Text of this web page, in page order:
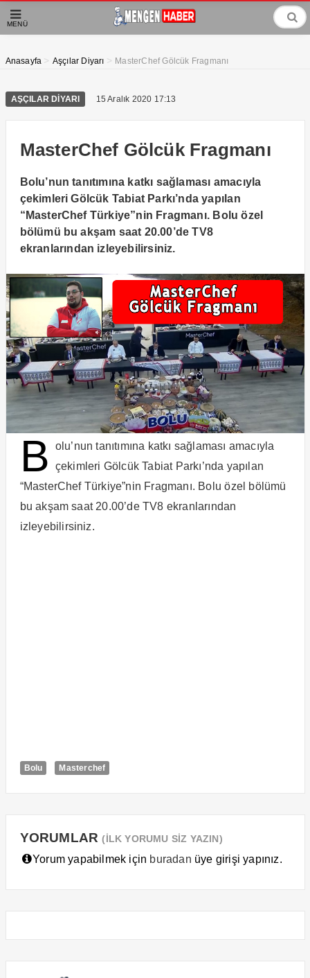
MENÜ
Anasayfa > Aşçılar Diyarı > MasterChef Gölcük Fragmanı
AŞÇILAR DIYARI 15 Aralık 2020 17:13
MasterChef Gölcük Fragmanı
Bolu’nun tanıtımına katkı sağlaması amacıyla
çekimleri Gölcük Tabiat Parkı’nda yapılan
“MasterChef Türkiye”nin Fragmanı. Bolu özel
bölümü bu akşam saat 20.00’de TV8
ekranlarından izleyebilirsiniz.
B
olu’nun tanıtımına katkı sağlaması amacıyla
çekimleri Gölcük Tabiat Parkı’nda yapılan
“MasterChef Türkiye”nin Fragmanı. Bolu özel bölümü
bu akşam saat 20.00’de TV8 ekranlarından
izleyebilirsiniz.
Bolu Masterchef
YORUMLAR(İLK YORUMU SİZ YAZIN)
Yorum yapabilmek için buradan üye girişi yapınız.